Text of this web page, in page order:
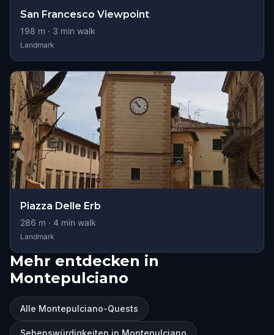
San Francesco Viewpoint
198 m · 3 min walk
Landmark
Piazza Delle Erb
286 m · 4 min walk
Landmark
Mehr entdecken in
Montepulciano
Alle Montepulciano-Quests
Sehenswürdigkeiten in Montepulciano